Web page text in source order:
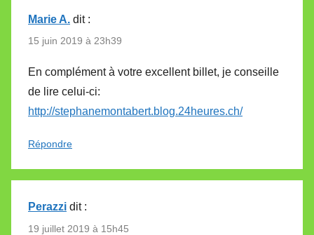
Marie A. dit :
15 juin 2019 à 23h39
En complément à votre excellent billet, je conseille
de lire celui-ci:
http://stephanemontabert.blog.24heures.ch/
Répondre
Perazzi dit :
19 juillet 2019 à 15h45